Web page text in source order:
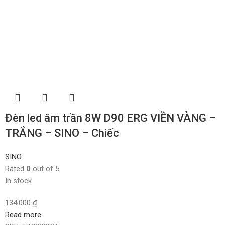
Đèn led âm trần 8W D90 ERG VIỀN VÀNG –
TRẮNG – SINO – Chiếc
SINO
Rated 0 out of 5
In stock
134.000 ₫
Read more